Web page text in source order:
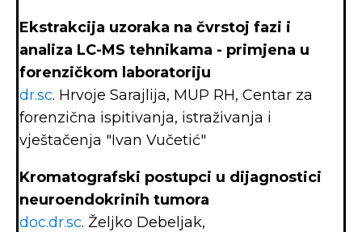
Ekstrakcija uzoraka na čvrstoj fazi i
analiza LC-MS tehnikama - primjena u
forenzičkom laboratoriju
dr.sc. Hrvoje Sarajlija, MUP RH, Centar za
forenzična ispitivanja, istraživanja i
vještačenja "Ivan Vučetić"
Kromatografski postupci u dijagnostici
neuroendokrinih tumora
doc.dr.sc. Željko Debeljak,